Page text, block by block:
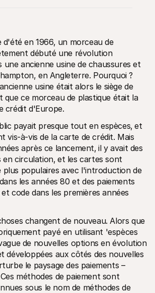
de développement et les mises à
des packages prêts à l'emploi
de développeurs
API
valeurs
actualités de
Mollie figure sur votre relevé bancaire
Mollie
équipe support
devis
nous pouvons aider votre entreprise
d'été en 1966, un morceau de
débuté une révolution
une ancienne usine de chaussures et
en Angleterre. Pourquoi ?
usine était alors le siège de
que ce morceau de plastique était la
crédit d'Europe.
payait presque tout en espèces‚ et
vis-à-vis de la carte de crédit. Mais
après ce lancement‚ il y avait des
en circulation‚ et les cartes sont
plus populaires avec l'introduction de
les années 80 et des paiements
code dans les premières années
changent de nouveau. Alors que
payé en utilisant 'espèces
de nouvelles options en évolution
développées aux côtés des nouvelles
le paysage des paiements –
méthodes de paiement sont
sous le nom de méthodes de